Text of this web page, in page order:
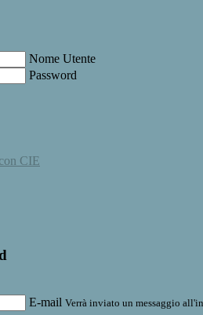
Nome Utente
Password
CIE
E-mail Verrà inviato un messaggio